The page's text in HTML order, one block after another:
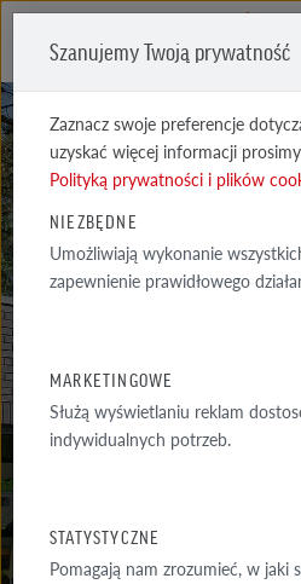
Szanujemy Twoją prywatność
Zaznacz swoje preferencje
uzyskać więcej informacji
Polityką prywatności i plików
NIEZBĘDNE
Umożliwiają wykonanie
zapewnienie prawidłowego
MARKETINGOWE
Służą wyświetlaniu reklam
indywidualnych potrzeb.
STATYSTYCZNE
Pomagają nam zrozumieć, w jaki